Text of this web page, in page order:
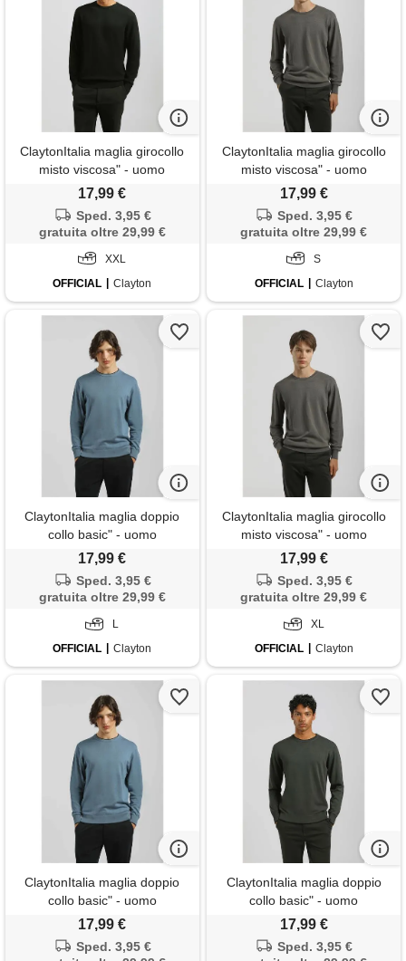
ClaytonItalia maglia girocollo
misto viscosa" - uomo
17,99 €
Sped. 3,95 €
gratuita oltre 29,99 €
XXL
OFFICIAL
Clayton
ClaytonItalia maglia girocollo
misto viscosa" - uomo
17,99 €
Sped. 3,95 €
gratuita oltre 29,99 €
S
OFFICIAL
Clayton
ClaytonItalia maglia doppio
collo basic" - uomo
17,99 €
Sped. 3,95 €
gratuita oltre 29,99 €
L
OFFICIAL
Clayton
ClaytonItalia maglia girocollo
misto viscosa" - uomo
17,99 €
Sped. 3,95 €
gratuita oltre 29,99 €
XL
OFFICIAL
Clayton
ClaytonItalia maglia doppio
collo basic" - uomo
17,99 €
Sped. 3,95 €
ClaytonItalia maglia doppio
collo basic" - uomo
17,99 €
Sped. 3,95 €